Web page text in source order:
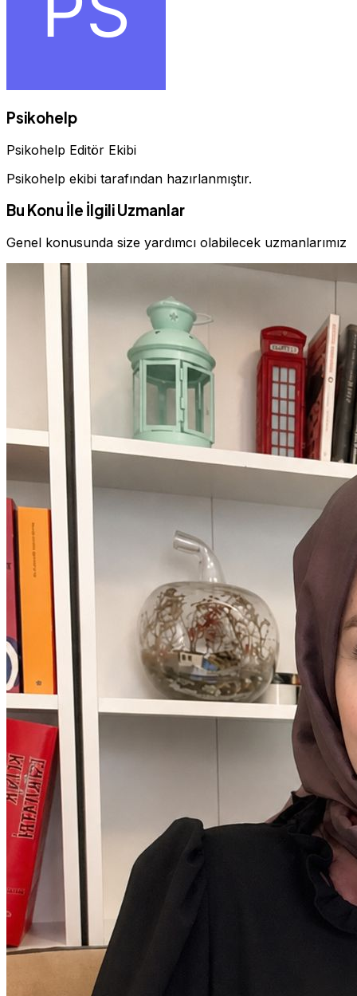
Psikohelp
Psikohelp Editör Ekibi
Psikohelp ekibi tarafından hazırlanmıştır.
Bu Konu İle İlgili Uzmanlar
Genel konusunda size yardımcı olabilecek uzmanlarımız